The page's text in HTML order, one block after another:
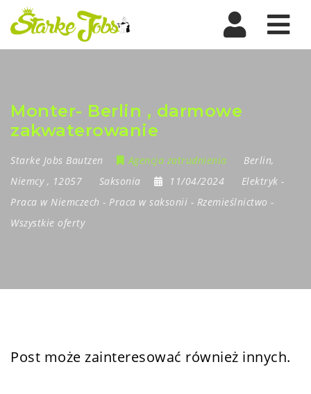
Monter- Berlin , darmowe
zakwaterowanie
Starke Jobs Bautzen Agencja zatrudnienia Berlin,
Niemcy, 12057 Saksonia 11/04/2024 Elektryk -
Praca w Niemczech - Praca w saksonii - Rzemieślnictwo -
Wszystkie oferty
Post może zainteresować również innych.